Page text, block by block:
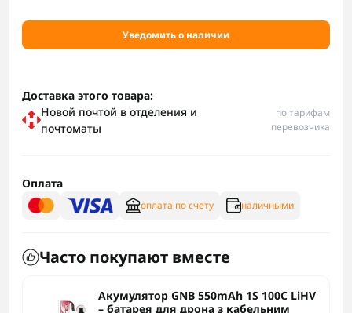
Уведомить о наличии
Доставка этого товара:
Новой почтой в отделения и
почтоматы
по тарифам
перевозчика
Оплата
оплата по счету наличными
Часто покупают вместе
Акумулятор GNB 550mAh 1S 100C LiHV
– батарея для дрона з кабельним